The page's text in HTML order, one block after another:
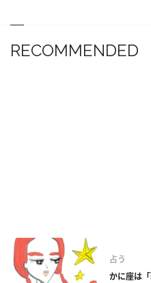
RECOMMENDED
占う
かに座は